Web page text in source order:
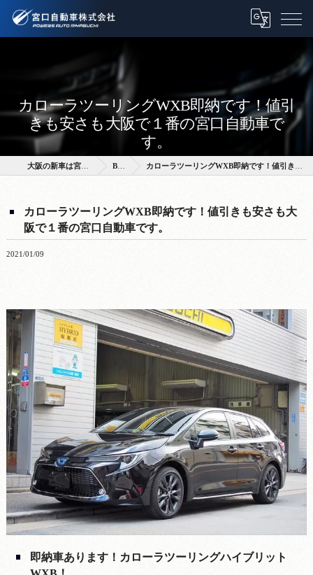
カローラツーリングWXB即納です！値引
きも安さも大阪で１番の宮口自動車で
す。
大阪の新車は宮口自動車株式会社 BLOG カローラツーリングWXB即納です！値引きも安さも大阪で１番の宮口自動車です。
カローラツーリングWXB即納です！値引きも安さも大
阪で１番の宮口自動車です。
2021/01/09
即納車あります！カローラツーリングハイブリット